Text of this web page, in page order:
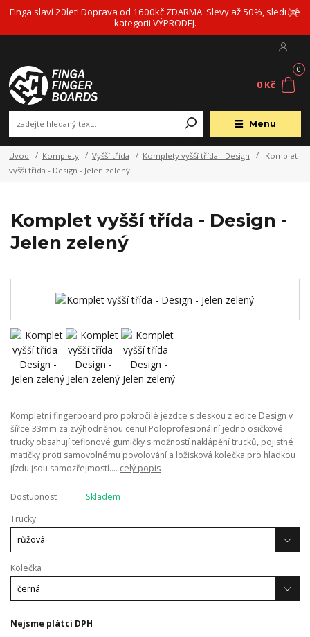
Finga slaví 20let! Doprava od 1600kč ZDARMA. Slevy až 50%, sledujte
kategorii VÝPRODEJ.
Menu
0
0 Kč
Úvod Komplety Vyšší třída Komplety vyšší třída - Design
Komplet
vyšší třída - Design - Jelen zelený
Komplet vyšší třída - Design -
Jelen zelený
Kompletní fingerboard pro pokročilé jezdce s deskou z edice Design v
šířce 33mm za zvýhodněnou cenu! Poloprofesionální jedno osičkové
trucky obsahují teflonové gumičky s možností naklápění trucků, pojistné
matičky proti samovolnému povolování a ložisková kolečka pro hladkou
jízdu jsou samozřejmostí.... celý popis
Dostupnost
Skladem
Trucky
Kolečka
Nejsme plátci DPH